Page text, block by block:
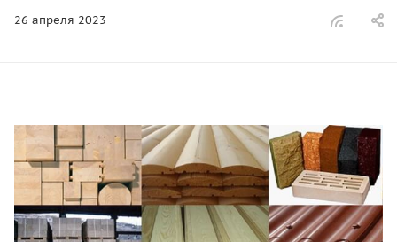
26 апреля 2023